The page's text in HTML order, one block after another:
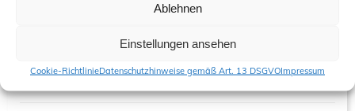
Ablehnen
Einstellungen ansehen
Cookie-RichtlinieDatenschutzhinweise gemäß Art. 13 DSGVOImpressum
Ab dem 27. September 2026 müssen Verbraucher beim
Verkauf von Waren über das gesetzliche